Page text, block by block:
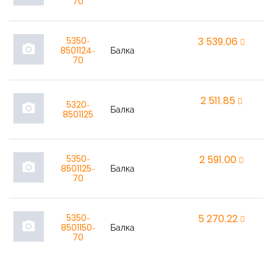
photo_camera
5350-
8501124-
70
Балка
3 539,06
photo_camera
5320-
8501125
Балка
2 511,85
photo_camera
5350-
8501125-
70
Балка
2 591,00
photo_camera
5350-
8501150-
70
Балка
5 270,22